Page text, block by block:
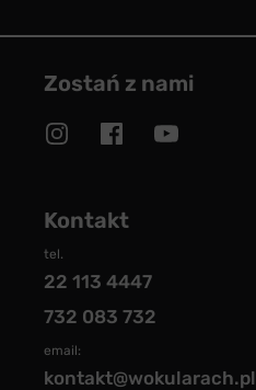
Zostań z nami
Kontakt
tel.
22 113 4447
732 083 732
email:
kontakt@wokularach.pl